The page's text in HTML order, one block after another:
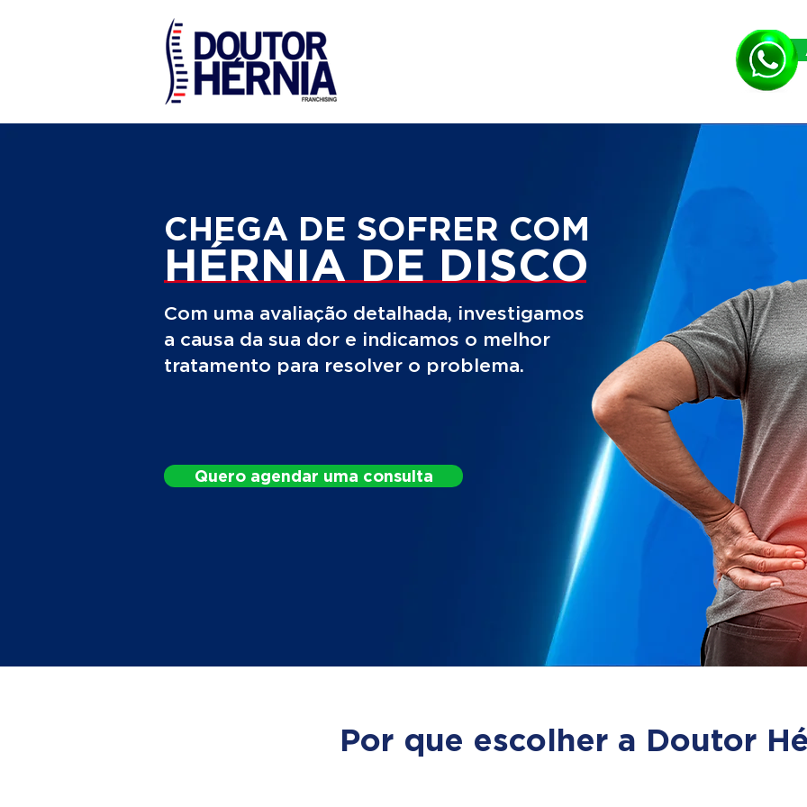
Com uma avaliação detalhada, investigamos
a causa da sua dor e indicamos o melhor
tratamento para resolver o problema.
CHEGA DE SOFRER COM
HÉRNIA DE DISCO
Quero agendar uma consulta
Por que escolher a Doutor